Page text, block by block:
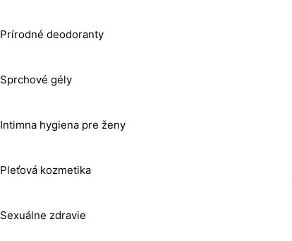
Prírodné deodoranty
Sprchové gély
Intimna hygiena pre ženy
Pleťová kozmetika
Sexuálne zdravie